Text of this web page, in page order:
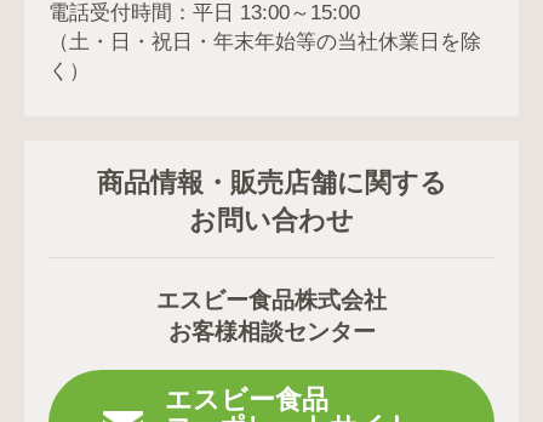
賞品の発送は日本国内のみとし、応募時にご記入いただいた住
所に限らせていただきます。
賞品の発送は、キャンペーン終了から1ヶ月後を予定しており
ます。諸事情により遅れる場合がございます。
賞品発送取り消しとなった当選分につきましては、無効連絡を
行っておりませんので、あらかじめご了承ください。
本キャンペーンはInstagramが承認、運営、関与するものでは
更になる場合がございます。
ご当選された賞品は返品･交換できません。
通信費用はお客さま負担となります。
著作権に違反する写真、公序良俗に反する写真、他人のプライ
バシーを侵害する写真によるご応募は無効です。
電話受付時間：平日 13:00～15:00
（土・日・祝日・年末年始等の当社休業日を除
く）
商品情報・販売店舗に関する
お問い合わせ
エスビー食品株式会社
お客様相談センター
エスビー食品